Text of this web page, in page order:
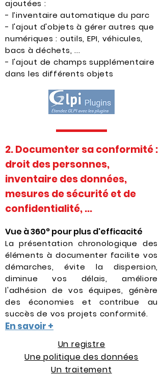
ajoutées :
- l’inventaire automatique du parc
- l'ajout d'objets à gérer autres que
numériques : outils, EPI, véhicules,
bacs à déchets, ...
- l'ajout de champs supplémentaire
dans les différents objets
2. Documenter sa conformité :
droit des personnes,
inventaire des données,
mesures de sécurité et de
confidentialité, ...
Vue à 360° pour plus d'efficacité
La présentation chronologique des
éléments à documenter facilite vos
démarches, évite la dispersion,
diminue vos délais, améliore
l'adhésion de vos équipes, génère
des économies et contribue au
succès de vos projets conformité.
En savoir +
Un registre
Une politique des données
Un traitement